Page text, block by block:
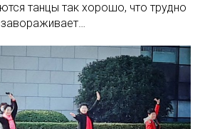
танцы так хорошо, что трудно
завораживает…